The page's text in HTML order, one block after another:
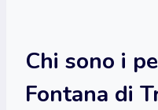
Chi sono i
Fontana di